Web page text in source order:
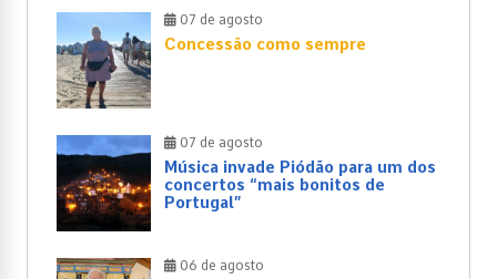
07 de agosto
Concessão como sempre
07 de agosto
Música invade Piódão para um dos
concertos “mais bonitos de
Portugal”
06 de agosto